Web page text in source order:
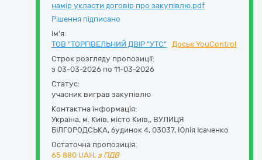
намір укласти договір про закупівлю.pdf
Рішення підписано
Ім'я:
ТОВ "ТОРГІВЕЛЬНИЙ ДВІР "УТС"
Досьє YouControl
Строк розгляду пропозиції:
з 03-03-2026 по 11-03-2026
Статус:
учасник виграв закупівлю
Контактна інформація:
Україна, м. Київ, місто Київ,, ВУЛИЦЯ
БІЛГОРОДСЬКА, будинок 4, 03037, Юлія Ісаченко
Остаточна пропозиція:
65 880 UAH, з ПДВ